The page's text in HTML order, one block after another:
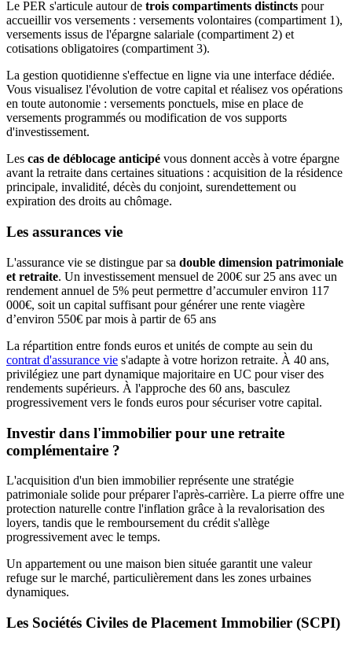
Le PER s'articule autour de trois compartiments distincts pour
accueillir vos versements : versements volontaires (compartiment 1),
versements issus de l'épargne salariale (compartiment 2) et
cotisations obligatoires (compartiment 3).
La gestion quotidienne s'effectue en ligne via une interface dédiée.
Vous visualisez l'évolution de votre capital et réalisez vos opérations
en toute autonomie : versements ponctuels, mise en place de
versements programmés ou modification de vos supports
d'investissement.
Les cas de déblocage anticipé vous donnent accès à votre épargne
avant la retraite dans certaines situations : acquisition de la résidence
principale, invalidité, décès du conjoint, surendettement ou
expiration des droits au chômage.
Les assurances vie
L'assurance vie se distingue par sa double dimension patrimoniale
et retraite. Un investissement mensuel de 200€ sur 25 ans avec un
rendement annuel de 5% peut permettre d’accumuler environ 117
000€, soit un capital suffisant pour générer une rente viagère
d’environ 550€ par mois à partir de 65 ans
La répartition entre fonds euros et unités de compte au sein du
contrat d'assurance vie s'adapte à votre horizon retraite. À 40 ans,
privilégiez une part dynamique majoritaire en UC pour viser des
rendements supérieurs. À l'approche des 60 ans, basculez
progressivement vers le fonds euros pour sécuriser votre capital.
Investir dans l'immobilier pour une retraite
complémentaire ?
L'acquisition d'un bien immobilier représente une stratégie
patrimoniale solide pour préparer l'après-carrière. La pierre offre une
protection naturelle contre l'inflation grâce à la revalorisation des
loyers, tandis que le remboursement du crédit s'allège
progressivement avec le temps.
Un appartement ou une maison bien située garantit une valeur
refuge sur le marché, particulièrement dans les zones urbaines
dynamiques.
Les Sociétés Civiles de Placement Immobilier (SCPI)